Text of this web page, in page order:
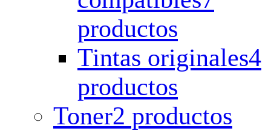
productos
Tintas originales4
productos
Toner2 productos